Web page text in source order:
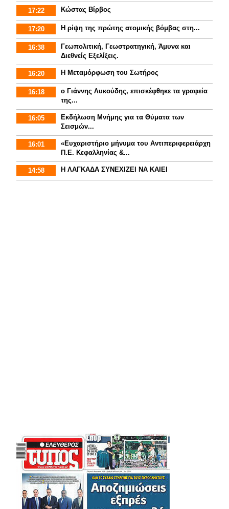
17:22 Κώστας Βίρβος
17:20 Η ρίψη της πρώτης ατομικής βόμβας στη...
16:38
Γεωπολιτική, Γεωστρατηγική, Άμυνα και
Διεθνείς Εξελίξεις.
16:20 Η Μεταμόρφωση του Σωτήρος
16:18
ο Γιάννης Λυκούδης, επισκέφθηκε τα γραφεία
της...
16:05
Εκδήλωση Μνήμης για τα Θύματα των
Σεισμών...
16:01
«Ευχαριστήριο μήνυμα του Αντιπεριφερειάρχη
Π.Ε. Κεφαλληνίας &...
14:58 Η ΛΑΓΚΑΔΑ ΣΥΝΕΧΙΖΕΙ ΝΑ ΚΑΙΕΙ